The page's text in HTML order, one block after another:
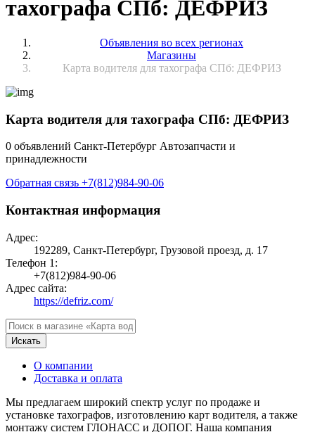
тахографа СПб: ДЕФРИЗ
Объявления во всех регионах
Магазины
Карта водителя для тахографа СПб: ДЕФРИЗ
Карта водителя для тахографа СПб: ДЕФРИЗ
0 объявлений Санкт-Петербург Автозапчасти и
принадлежности
Обратная связь +7(812)984-90-06
Контактная информация
Адрес:
192289, Санкт-Петербург, Грузовой проезд, д. 17
Телефон 1:
+7(812)984-90-06
Адрес сайта:
https://defriz.com/
Искать
О компании
Доставка и оплата
Мы предлагаем широкий спектр услуг по продаже и
установке тахографов, изготовлению карт водителя, а также
монтажу систем ГЛОНАСС и ДОПОГ. Наша компания